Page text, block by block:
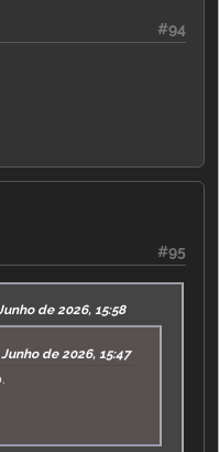
#94
#95
de 2026, 15:58
de 2026, 15:47